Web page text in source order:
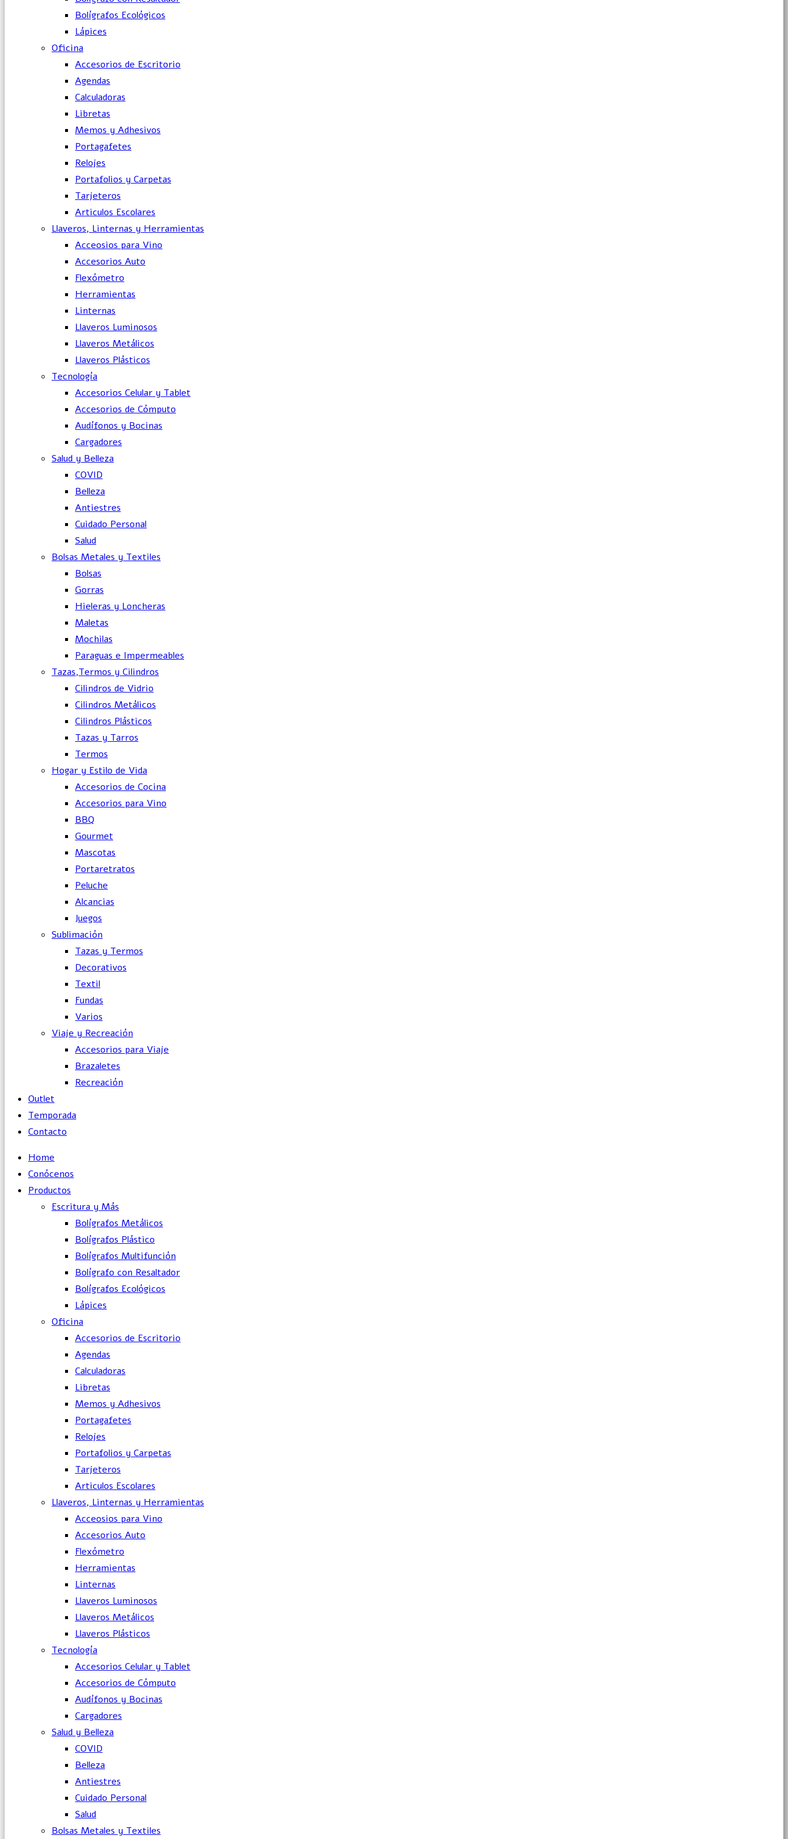
Bolígrafos Ecológicos
Lápices
Oficina
Accesorios de Escritorio
Agendas
Calculadoras
Libretas
Memos y Adhesivos
Portagafetes
Relojes
Portafolios y Carpetas
Tarjeteros
Articulos Escolares
Llaveros, Linternas y Herramientas
Acceosios para Vino
Accesorios Auto
Flexómetro
Herramientas
Linternas
Llaveros Luminosos
Llaveros Metálicos
Llaveros Plásticos
Tecnología
Accesorios Celular y Tablet
Accesorios de Cómputo
Audífonos y Bocinas
Cargadores
Salud y Belleza
COVID
Belleza
Antiestres
Cuidado Personal
Salud
Bolsas Metales y Textiles
Bolsas
Gorras
Hieleras y Loncheras
Maletas
Mochilas
Paraguas e Impermeables
Tazas,Termos y Cilindros
Cilindros de Vidrio
Cilindros Metálicos
Cilindros Plásticos
Tazas y Tarros
Termos
Hogar y Estilo de Vida
Accesorios de Cocina
Accesorios para Vino
BBQ
Gourmet
Mascotas
Portaretratos
Peluche
Alcancias
Juegos
Sublimación
Tazas y Termos
Decorativos
Textil
Fundas
Varios
Viaje y Recreación
Accesorios para Viaje
Brazaletes
Recreación
Outlet
Temporada
Contacto
Home
Conócenos
Productos
Escritura y Más
Bolígrafos Metálicos
Bolígrafos Plástico
Bolígrafos Multifunción
Bolígrafo con Resaltador
Bolígrafos Ecológicos
Lápices
Oficina
Accesorios de Escritorio
Agendas
Calculadoras
Libretas
Memos y Adhesivos
Portagafetes
Relojes
Portafolios y Carpetas
Tarjeteros
Articulos Escolares
Llaveros, Linternas y Herramientas
Acceosios para Vino
Accesorios Auto
Flexómetro
Herramientas
Linternas
Llaveros Luminosos
Llaveros Metálicos
Llaveros Plásticos
Tecnología
Accesorios Celular y Tablet
Accesorios de Cómputo
Audífonos y Bocinas
Cargadores
Salud y Belleza
COVID
Belleza
Antiestres
Cuidado Personal
Salud
Bolsas Metales y Textiles